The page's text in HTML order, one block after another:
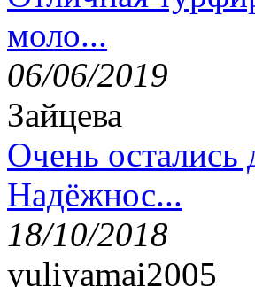
моло...
06/06/2019
Зайцева
Очень
Надёжнос...
18/10/2018
yuliyamai2005